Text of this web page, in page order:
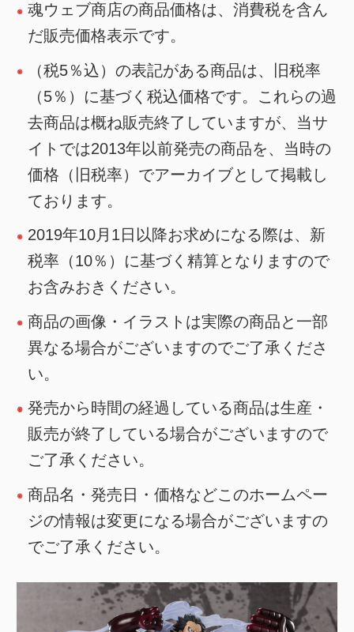
魂ウェブ商店の商品価格は、消費税を含ん
だ販売価格表示です。
（税5％込）の表記がある商品は、旧税率
（5％）に基づく税込価格です。これらの過
去商品は概ね販売終了していますが、当サ
イトでは2013年以前発売の商品を、当時の
価格（旧税率）でアーカイブとして掲載し
ております。
2019年10月1日以降お求めになる際は、新
税率（10％）に基づく精算となりますので
お含みおきください。
商品の画像・イラストは実際の商品と一部
異なる場合がございますのでご了承くださ
い。
発売から時間の経過している商品は生産・
販売が終了している場合がございますので
ご了承ください。
商品名・発売日・価格などこのホームペー
ジの情報は変更になる場合がございますの
でご了承ください。